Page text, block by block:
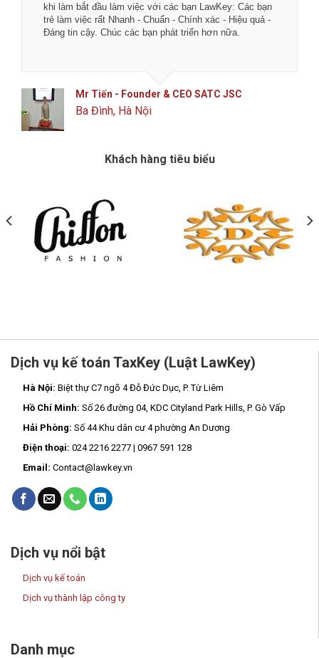
khi làm bắt đầu làm việc với các bạn LawKey: Các bạn
trẻ làm việc rất Nhanh - Chuẩn - Chính xác - Hiệu quả -
Đáng tin cậy. Chúc các bạn phát triển hơn nữa.
Mr Tiến - Founder & CEO SATC JSC
Ba Đình, Hà Nội
Khách hàng tiêu biểu
Dịch vụ kế toán TaxKey (Luật LawKey)
Hà Nội: Biệt thự C7 ngõ 4 Đỗ Đức Dục, P. Từ Liêm
Hồ Chí Minh: Số 26 đường 04, KDC Cityland Park Hills, P. Gò Vấp
Hải Phòng: Số 44 Khu dân cư 4 phường An Dương
Điện thoại: 024 2216 2277 | 0967 591 128
Email: Contact@lawkey.vn
Dịch vụ nổi bật
Dịch vụ kế toán
Dịch vụ thành lập công ty
Danh mục